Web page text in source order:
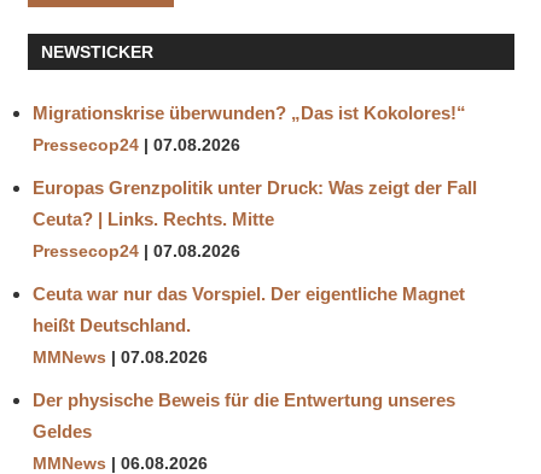
NEWSTICKER
Migrationskrise überwunden? „Das ist Kokolores!“
Pressecop24 07.08.2026
Europas Grenzpolitik unter Druck: Was zeigt der Fall
Ceuta? | Links. Rechts. Mitte
Pressecop24 07.08.2026
Ceuta war nur das Vorspiel. Der eigentliche Magnet
heißt Deutschland.
MMNews 07.08.2026
Der physische Beweis für die Entwertung unseres
Geldes
MMNews 06.08.2026